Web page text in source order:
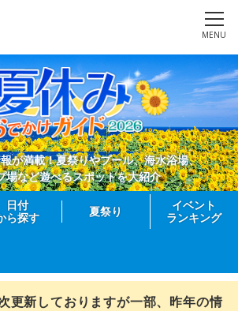
MENU
が満載！夏祭りやプール、海水浴場、
場など遊べるスポットを大紹介
日付
ら探す
夏祭り
イベント
ランキング
更新しておりますが一部、昨年の情